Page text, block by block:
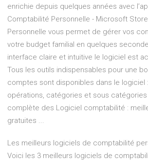
enrichie depuis quelques années avec
Comptabilité Personnelle - Microsoft
Personnelle vous permet de gérer vos
votre budget familial en quelques
interface claire et intuitive le logiciel est
Tous les outils indispensables pour une
comptes sont disponibles dans le logiciel
opérations, catégories et sous
complète des Logiciel comptabilité :
gratuites ...
Les meilleurs logiciels de comptabilité
Voici les 3 meilleurs logiciels de